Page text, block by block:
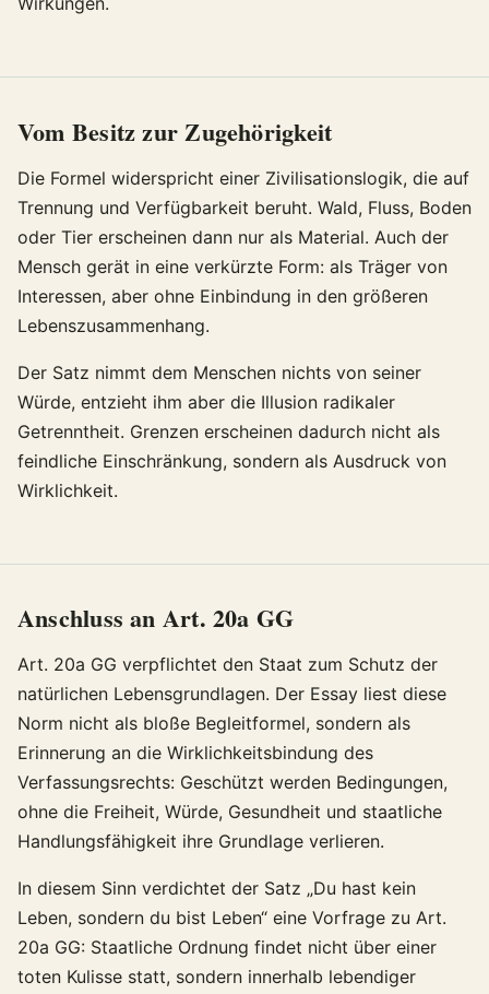
Vom Besitz zur Zugehörigkeit
Die Formel widerspricht einer Zivilisationslogik, die auf
Trennung und Verfügbarkeit beruht. Wald, Fluss, Boden
oder Tier erscheinen dann nur als Material. Auch der
Mensch gerät in eine verkürzte Form: als Träger von
Interessen, aber ohne Einbindung in den größeren
Lebenszusammenhang.
Der Satz nimmt dem Menschen nichts von seiner
Würde, entzieht ihm aber die Illusion radikaler
Getrenntheit. Grenzen erscheinen dadurch nicht als
feindliche Einschränkung, sondern als Ausdruck von
Wirklichkeit.
Anschluss an Art. 20a GG
Art. 20a GG verpflichtet den Staat zum Schutz der
natürlichen Lebensgrundlagen. Der Essay liest diese
Norm nicht als bloße Begleitformel, sondern als
Erinnerung an die Wirklichkeitsbindung des
Verfassungsrechts: Geschützt werden Bedingungen,
ohne die Freiheit, Würde, Gesundheit und staatliche
Handlungsfähigkeit ihre Grundlage verlieren.
In diesem Sinn verdichtet der Satz „Du hast kein
Leben, sondern du bist Leben“ eine Vorfrage zu Art.
20a GG: Staatliche Ordnung findet nicht über einer
toten Kulisse statt, sondern innerhalb lebendiger